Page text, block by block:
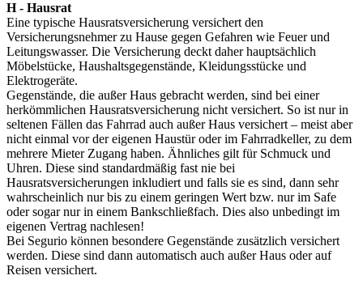
H - Hausrat
Eine typische Hausratsversicherung versichert den
Versicherungsnehmer zu Hause gegen Gefahren wie Feuer und
Leitungswasser. Die Versicherung deckt daher hauptsächlich
Möbelstücke, Haushaltsgegenstände, Kleidungsstücke und
Elektrogeräte.
Gegenstände, die außer Haus gebracht werden, sind bei einer
herkömmlichen Hausratsversicherung nicht versichert. So ist nur in
seltenen Fällen das Fahrrad auch außer Haus versichert – meist aber
nicht einmal vor der eigenen Haustür oder im Fahrradkeller, zu dem
mehrere Mieter Zugang haben. Ähnliches gilt für Schmuck und
Uhren. Diese sind standardmäßig fast nie bei
Hausratsversicherungen inkludiert und falls sie es sind, dann sehr
wahrscheinlich nur bis zu einem geringen Wert bzw. nur im Safe
oder sogar nur in einem Bankschließfach. Dies also unbedingt im
eigenen Vertrag nachlesen!
Bei Segurio können besondere Gegenstände zusätzlich versichert
werden. Diese sind dann automatisch auch außer Haus oder auf
Reisen versichert.